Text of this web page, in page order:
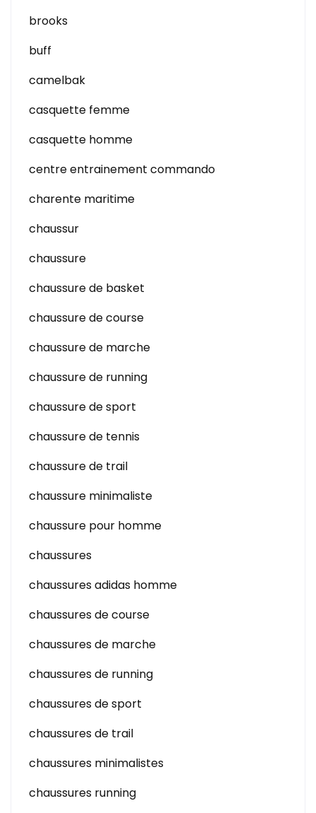
brooks
buff
camelbak
casquette femme
casquette homme
centre entrainement commando
charente maritime
chaussur
chaussure
chaussure de basket
chaussure de course
chaussure de marche
chaussure de running
chaussure de sport
chaussure de tennis
chaussure de trail
chaussure minimaliste
chaussure pour homme
chaussures
chaussures adidas homme
chaussures de course
chaussures de marche
chaussures de running
chaussures de sport
chaussures de trail
chaussures minimalistes
chaussures running